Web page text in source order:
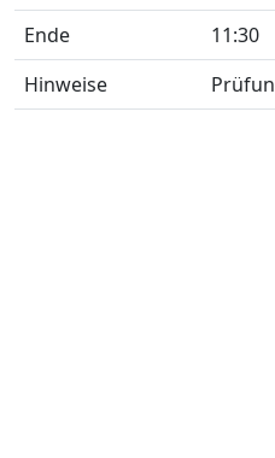
Ende
11:30
Hinweise